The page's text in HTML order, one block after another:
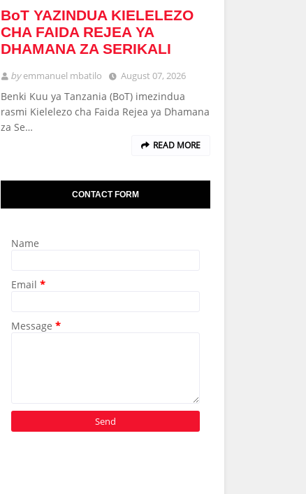
BoT YAZINDUA KIELELEZO
CHA FAIDA REJEA YA
DHAMANA ZA SERIKALI
byemmanuel mbatilo August 07, 2026
Benki Kuu ya Tanzania (BoT) imezindua
rasmi Kielelezo cha Faida Rejea ya Dhamana
za Se…
READ MORE
CONTACT FORM
Name
Email *
Message *